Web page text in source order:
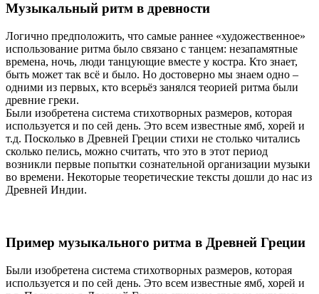
Музыкальный ритм в древности
Логично предположить, что самые раннее «художественное»
использование ритма было связано с танцем: незапамятные
времена, ночь, люди танцующие вместе у костра. Кто знает,
быть может так всё и было. Но достоверно мы знаем одно –
одними из первых, кто всерьёз занялся теорией ритма были
древние греки.
Были изобретена система стихотворных размеров, которая
используется и по сей день. Это всем известные ямб, хорей и
т.д. Посколько в Древней Греции стихи не столько читались
сколько пелись, можно считать, что это в этот период
возникли первые попытки сознательной организации музыки
во времени. Некоторые теоретические тексты дошли до нас из
Древней Индии.
Пример музыкального ритма в Древней Греции
Были изобретена система стихотворных размеров, которая
используется и по сей день. Это всем известные ямб, хорей и